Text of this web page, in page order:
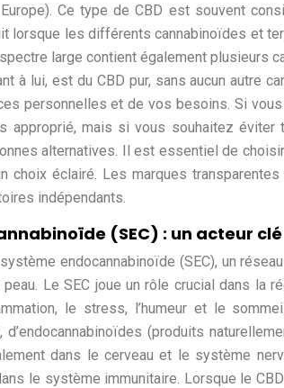
Ce type de CBD est souvent
lorsque les différents cannabinoïdes et
large contient également plusieurs
à lui, est du CBD pur, sans aucun autre
personnelles et de vos besoins. Si
approprié, mais si vous souhaitez éviter
alternatives. Il est essentiel de
choix éclairé. Les marques
indépendants.
(SEC) : un acteur clé
endocannabinoïde (SEC), un
Le SEC joue un rôle crucial dans la
le stress, l’humeur et le
d’endocannabinoïdes (produits
dans le cerveau et le système
le système immunitaire. Lorsque le